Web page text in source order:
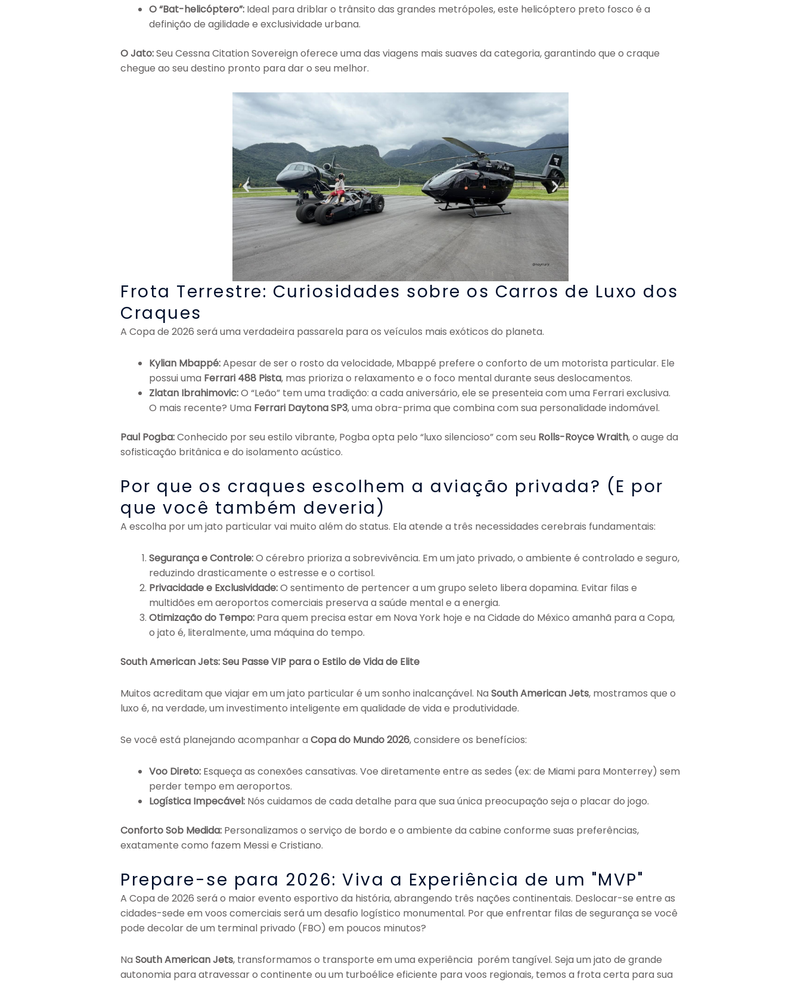
O “Bat-helicóptero”: Ideal para driblar o trânsito das grandes metrópoles, este helicóptero preto fosco é a
definição de agilidade e exclusividade urbana.
O Jato:Seu Cessna Citation Sovereign oferece uma das viagens mais suaves da categoria, garantindo que o craque
chegue ao seu destino pronto para dar o seu melhor.
Frota Terrestre: Curiosidades sobre os Carros de Luxo dos
Craques
A Copa de 2026 será uma verdadeira passarela para os veículos mais exóticos do planeta.
Kylian Mbappé:Apesar de ser o rosto da velocidade, Mbappé prefere o conforto de um motorista particular. Ele
possui uma Ferrari 488 Pista, mas prioriza o relaxamento e o foco mental durante seus deslocamentos.
Zlatan Ibrahimovic:O “Leão” tem uma tradição: a cada aniversário, ele se presenteia com uma Ferrari exclusiva.
O mais recente? Uma Ferrari Daytona SP3, uma obra-prima que combina com sua personalidade indomável.
Paul Pogba:Conhecido por seu estilo vibrante, Pogba opta pelo “luxo silencioso” com seu Rolls-Royce Wraith, o auge da
sofisticação britânica e do isolamento acústico.
Por que os craques escolhem a aviação privada? (E por
que você também deveria)
A escolha por um jato particular vai muito além do status. Ela atende a três necessidades cerebrais fundamentais:
Segurança e Controle:O cérebro prioriza a sobrevivência. Em um jato privado, o ambiente é controlado e seguro,
reduzindo drasticamente o estresse e o cortisol.
Privacidade e Exclusividade:O sentimento de pertencer a um grupo seleto libera dopamina. Evitar filas e
multidões em aeroportos comerciais preserva a saúde mental e a energia.
Otimização do Tempo: Para quem precisa estar em Nova York hoje e na Cidade do México amanhã para a Copa,
o jato é, literalmente, uma máquina do tempo.
South American Jets: Seu Passe VIP para o Estilo de Vida de Elite
Muitos acreditam que viajar em um jato particular é um sonho inalcançável. NaSouth American Jets, mostramos que o
luxo é, na verdade, um investimento inteligente em qualidade de vida e produtividade.
Se você está planejando acompanhar aCopa do Mundo 2026, considere os benefícios:
Voo Direto: Esqueça as conexões cansativas. Voe diretamente entre as sedes (ex: de Miami para Monterrey) sem
perder tempo em aeroportos.
Logística Impecável: Nós cuidamos de cada detalhe para que sua única preocupação seja o placar do jogo.
Conforto Sob Medida: Personalizamos o serviço de bordo e o ambiente da cabine conforme suas preferências,
exatamente como fazem Messi e Cristiano.
Prepare-se para 2026: Viva a Experiência de um "MVP"
A Copa de 2026 será o maior evento esportivo da história, abrangendo três nações continentais. Deslocar-se entre as
cidades-sede em voos comerciais será um desafio logístico monumental. Por que enfrentar filas de segurança se você
pode decolar de um terminal privado (FBO) em poucos minutos?
NaSouth American Jets, transformamos o transporte em uma experiência porém tangível. Seja um jato de grande
autonomia para atravessar o continente ou um turboélice eficiente para voos regionais, temos a frota certa para sua